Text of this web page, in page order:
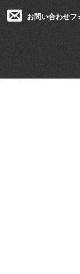
お問い合わせフ